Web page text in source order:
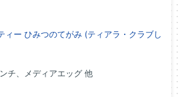
ィー ひみつのてがみ (ティアラ・クラブし
チ、メディアエッグ 他